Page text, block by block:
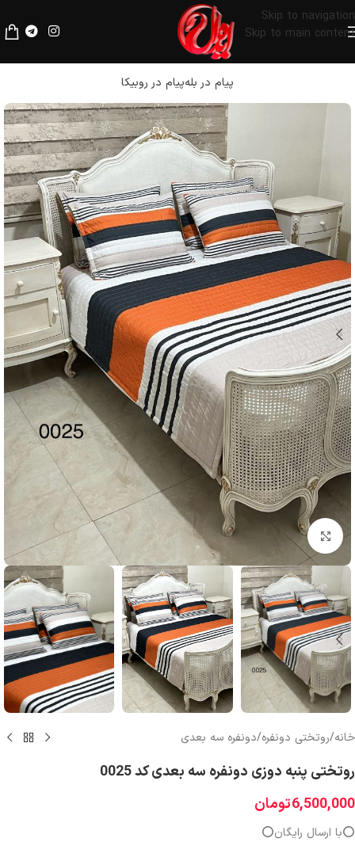
Skip to navigation
Skip to main content
لطفا قبل از پرداخت، فیلترشکن خود را خاموش کنید.
پیام در بلهپیام در روبیکا
بزرگنمایی تصویر
خانه/روتختی دونفره/دونفره سه بعدی
روتختی پنبه دوزی دونفره سه بعدی کد 0025
6,500,000تومان
⭕️با ارسال رایگان⭕️